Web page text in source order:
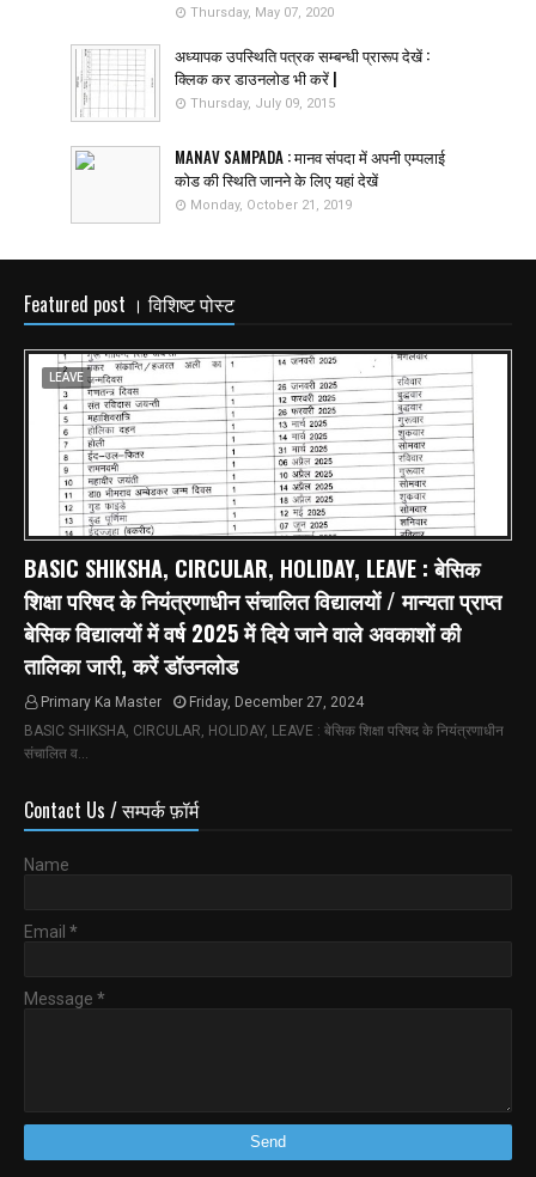
Thursday, May 07, 2020
अध्यापक उपस्थिति पत्रक सम्बन्धी प्रारूप देखें :
क्लिक कर डाउनलोड भी करें |
Thursday, July 09, 2015
MANAV SAMPADA : मानव संपदा में अपनी एम्पलाई
कोड की स्थिति जानने के लिए यहां देखें
Monday, October 21, 2019
Featured post । विशिष्ट पोस्ट
LEAVE
BASIC SHIKSHA, CIRCULAR, HOLIDAY, LEAVE : बेसिक
शिक्षा परिषद के नियंत्रणाधीन संचालित विद्यालयों / मान्यता प्राप्त
बेसिक विद्यालयों में वर्ष 2025 में दिये जाने वाले अवकाशों की
तालिका जारी, करें डॉउनलोड
Primary Ka Master
Friday, December 27, 2024
BASIC SHIKSHA, CIRCULAR, HOLIDAY, LEAVE : बेसिक शिक्षा परिषद के नियंत्रणाधीन
संचालित व…
Contact Us / सम्पर्क फ़ॉर्म
Name
Email *
Message *